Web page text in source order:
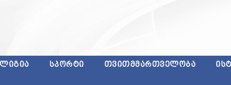
ᲡᲞᲝᲠᲢᲘ ᲗᲕᲘᲗᲛᲛᲐᲠᲗᲕᲔᲚᲝᲑᲐ